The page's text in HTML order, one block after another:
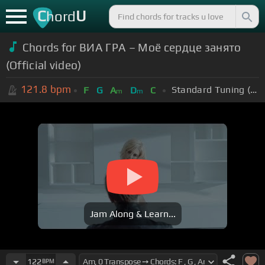
ChordU
Chords for ВИА ГРА – Моё сердце занято
(Official video)
121.8 bpm F G Am Dm C Standard Tuning (EADGBE)
Jam Along & Learn...
122 BPM